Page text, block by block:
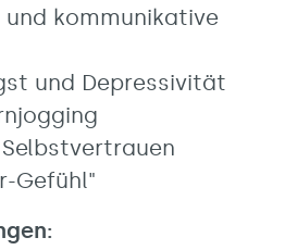
kommunikative
und Depressivität
Gefühl"